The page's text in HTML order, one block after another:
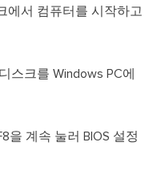
에서 컴퓨터를 시작하고
스크를 Windows PC에
을 계속 눌러 BIOS 설정